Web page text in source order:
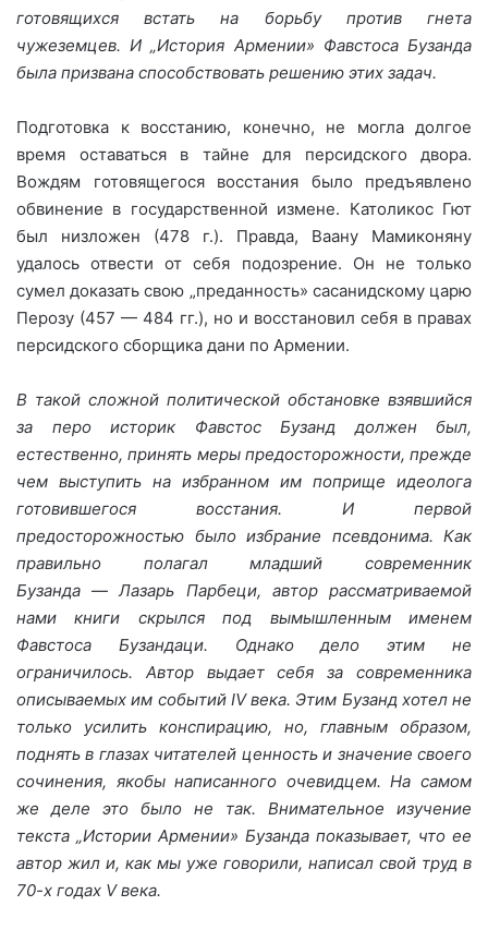
готовящихся встать на борьбу против гнета
чужеземцев. И „История Армении» Фавстоса Бузанда
была призвана способствовать решению этих задач.
Подготовка к восстанию, конечно, не могла долгое
время оставаться в тайне для персидского двора.
Вождям готовящегося восстания было предъявлено
обвинение в государственной измене. Католикос Гют
был низложен (478 г.). Правда, Ваану Мамиконяну
удалось отвести от себя подозрение. Он не только
сумел доказать свою „преданность» сасанидскому царю
Перозу (457 — 484 гг.), но и восстановил себя в правах
персидского сборщика дани по Армении.
В такой сложной политической обстановке взявшийся
за перо историк Фавстос Бузанд должен был,
естественно, принять меры предосторожности, прежде
чем выступить на избранном им поприще идеолога
готовившегося восстания. И первой
предосторожностью было избрание псевдонима. Как
правильно полагал младший современник
Бузанда —Лазарь Парбеци, автор рассматриваемой
нами книги скрылся под вымышленным именем
Фавстоса Бузандаци. Однако дело этим не
ограничилось. Автор выдает себя за современника
описываемых им событий IV века. Этим Бузанд хотел не
только усилить конспирацию, но, главным образом,
поднять в глазах читателей ценность и значение своего
сочинения, якобы написанного очевидцем. На самом
же деле это было не так. Внимательное изучение
текста „Истории Армении» Бузанда показывает, что ее
автор жил и, как мы уже говорили, написал свой труд в
70-х годах V века.